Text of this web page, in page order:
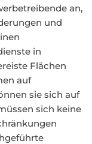
an,
und
in
Flächen
auf
sie sich auf
sich keine